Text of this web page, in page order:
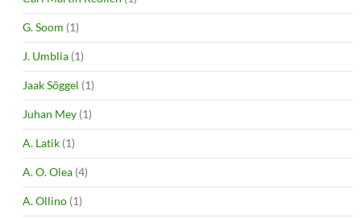
G. Soom (1)
J. Umblia (1)
Jaak Sõggel (1)
Juhan Mey (1)
A. Latik (1)
A. O. Olea (4)
A. Ollino (1)